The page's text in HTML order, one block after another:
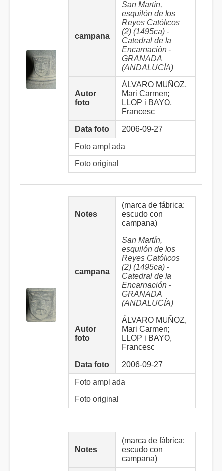
campana
San Martín,
esquilón de los
Reyes Católicos
(2) (1495ca) -
Catedral de la
Encarnación -
GRANADA
(ANDALUCÍA)
Autor
foto
ÁLVARO MUÑOZ,
Mari Carmen;
LLOP i BAYO,
Francesc
Data foto 2006-09-27
Foto ampliada
Foto original
Notes
(marca de fábrica:
escudo con
campana)
campana
San Martín,
esquilón de los
Reyes Católicos
(2) (1495ca) -
Catedral de la
Encarnación -
GRANADA
(ANDALUCÍA)
Autor
foto
ÁLVARO MUÑOZ,
Mari Carmen;
LLOP i BAYO,
Francesc
Data foto 2006-09-27
Foto ampliada
Foto original
Notes
(marca de fábrica:
escudo con
campana)